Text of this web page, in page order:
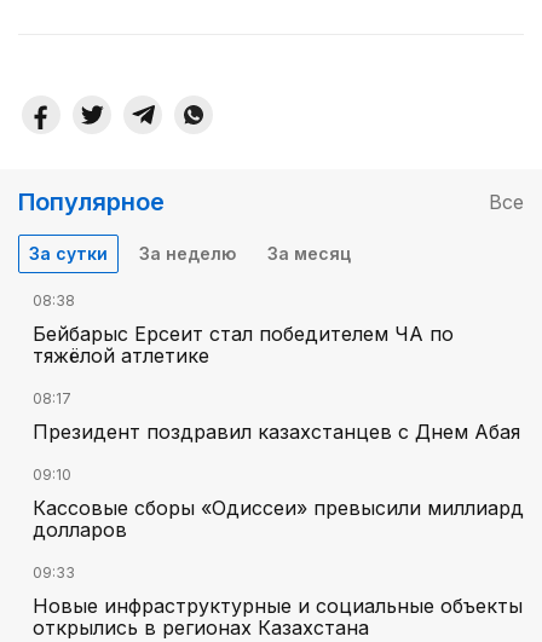
Популярное Все
За сутки За неделю За месяц
08:38
Бейбарыс Ерсеит стал победителем ЧА по
тяжёлой атлетике
08:17
Президент поздравил казахстанцев с Днем Абая
09:10
Кассовые сборы «Одиссеи» превысили миллиард
долларов
09:33
Новые инфраструктурные и социальные объекты
открылись в регионах Казахстана